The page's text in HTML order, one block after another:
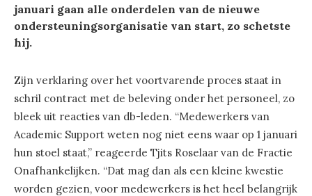
januari gaan alle onderdelen van de nieuwe
ondersteuningsorganisatie van start, zo schetste
hij.
Zijn verklaring over het voortvarende proces staat in
schril contract met de beleving onder het personeel, zo
bleek uit reacties van db-leden. “Medewerkers van
Academic Support weten nog niet eens waar op 1 januari
hun stoel staat,” reageerde Tjits Roselaar van de Fractie
Onafhankelijken. “Dat mag dan als een kleine kwestie
worden gezien, voor medewerkers is het heel belangrijk